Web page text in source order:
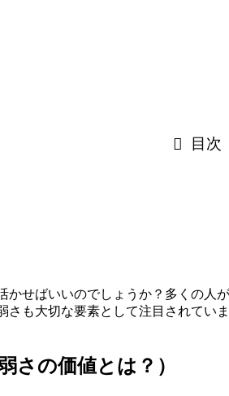
目次
せばいいのでしょうか？多くの
も大切な要素として注目されて
さの価値とは？）